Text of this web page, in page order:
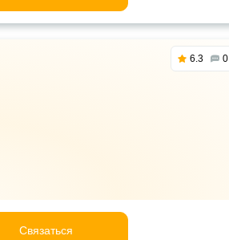
6.3 0
Связаться